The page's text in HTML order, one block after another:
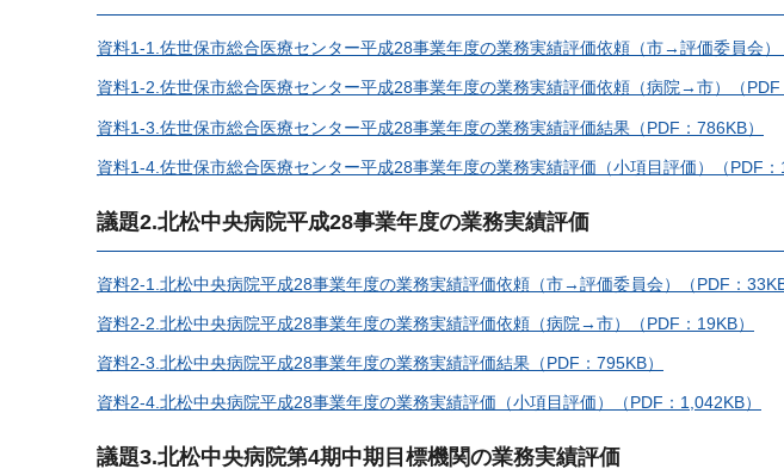
資料1-1.佐世保市総合医療センター平成28事業年度の業務実績評価依頼（市→評価委員会）
資料1-2.佐世保市総合医療センター平成28事業年度の業務実績評価依頼（病院→市）（PDF
資料1-3.佐世保市総合医療センター平成28事業年度の業務実績評価結果（PDF：786KB）
資料1-4.佐世保市総合医療センター平成28事業年度の業務実績評価（小項目評価）（PDF：
議題2.北松中央病院平成28事業年度の業務実績評価
資料2-1.北松中央病院平成28事業年度の業務実績評価依頼（市→評価委員会）（PDF：33KB
資料2-2.北松中央病院平成28事業年度の業務実績評価依頼（病院→市）（PDF：19KB）
資料2-3.北松中央病院平成28事業年度の業務実績評価結果（PDF：795KB）
資料2-4.北松中央病院平成28事業年度の業務実績評価（小項目評価）（PDF：1,042KB）
議題3.北松中央病院第4期中期目標機関の業務実績評価